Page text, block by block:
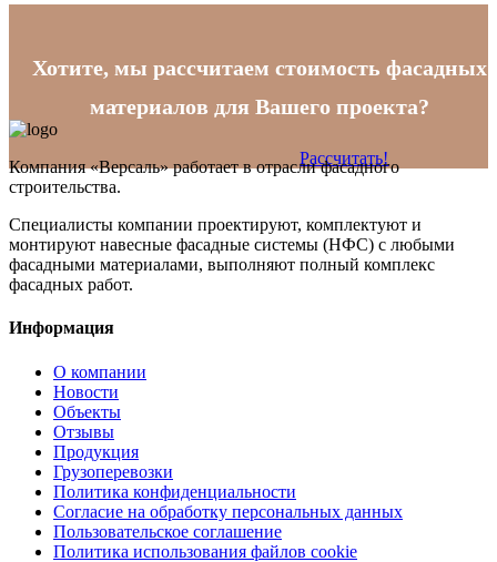
Хотите, мы рассчитаем стоимость фасадных
материалов для Вашего проекта?
Рассчитать!
Компания «Версаль» работает в отрасли фасадного
строительства.
Специалисты компании проектируют, комплектуют и
монтируют навесные фасадные системы (НФС) с любыми
фасадными материалами, выполняют полный комплекс
фасадных работ.
Информация
О компании
Новости
Объекты
Отзывы
Продукция
Грузоперевозки
Политика конфиденциальности
Согласие на обработку персональных данных
Пользовательское соглашение
Политика использования файлов cookie